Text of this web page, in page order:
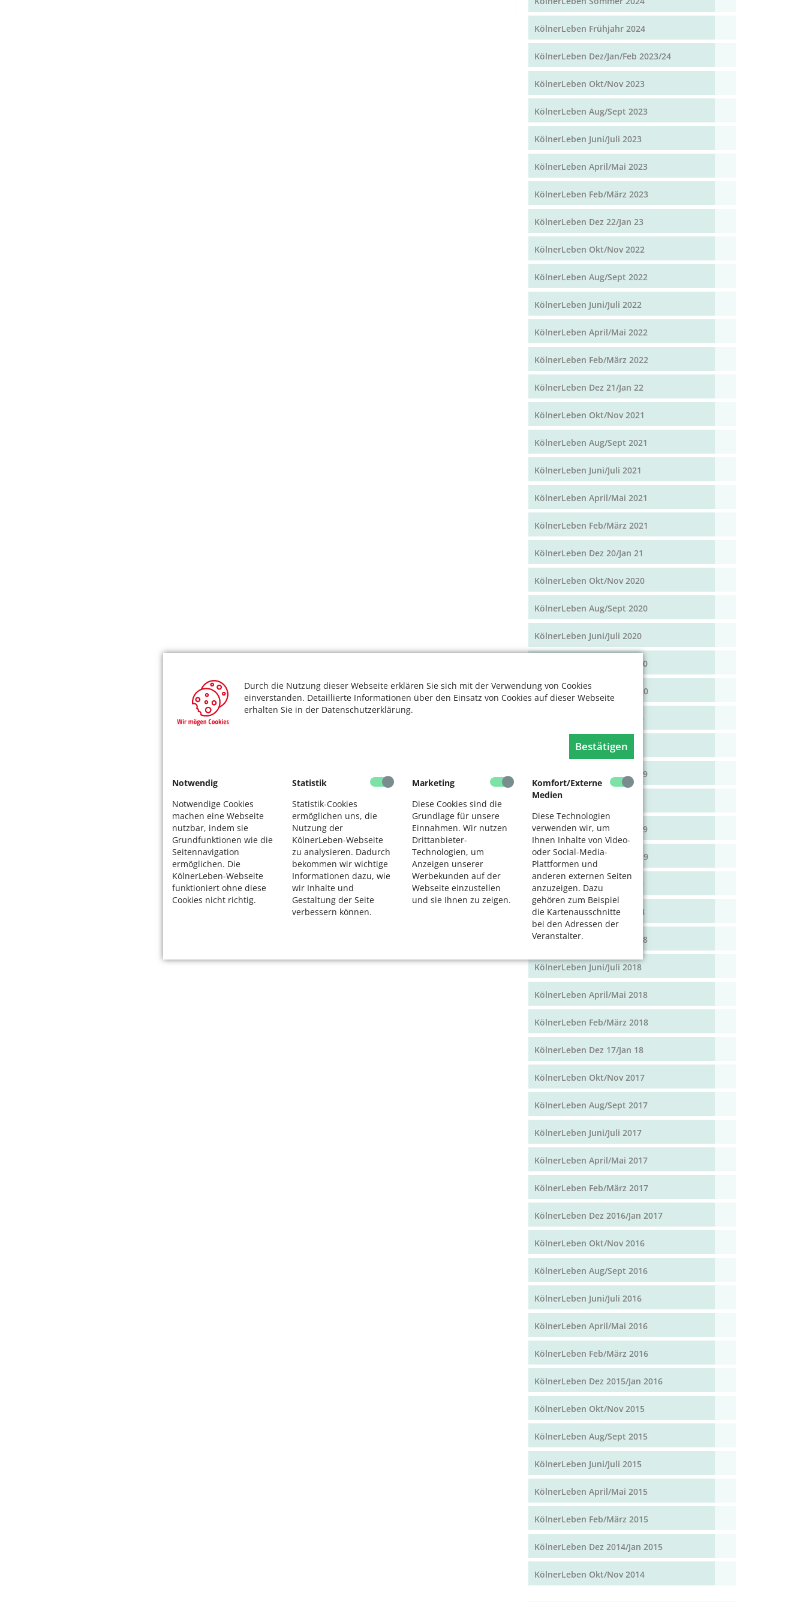
Durch die Nutzung dieser Webseite erklären Sie sich mit der Verwendung von Cookies
einverstanden. Detaillierte Informationen über den Einsatz von Cookies auf dieser Webseite
erhalten Sie in der Datenschutzerklärung.
Bestätigen
Notwendig
Notwendige Cookies
machen eine Webseite
nutzbar, indem sie
Grundfunktionen wie die
Seitennavigation
ermöglichen. Die
KölnerLeben-Webseite
funktioniert ohne diese
Cookies nicht richtig.
Statistik
Statistik-Cookies
ermöglichen uns, die
Nutzung der
KölnerLeben-Webseite
zu analysieren. Dadurch
bekommen wir wichtige
Informationen dazu, wie
wir Inhalte und
Gestaltung der Seite
verbessern können.
Marketing
Diese Cookies sind die
Grundlage für unsere
Einnahmen. Wir nutzen
Drittanbieter-
Technologien, um
Anzeigen unserer
Werbekunden auf der
Webseite einzustellen
und sie Ihnen zu zeigen.
Komfort/Externe
Medien
Diese Technologien
verwenden wir, um
Ihnen Inhalte von Video-
oder Social-Media-
Plattformen und
anderen externen Seiten
anzuzeigen. Dazu
gehören zum Beispiel
die Kartenausschnitte
bei den Adressen der
Veranstalter.
KölnerLeben Frühjahr 2024
KölnerLeben Dez/Jan/Feb 2023/24
KölnerLeben Okt/Nov 2023
KölnerLeben Aug/Sept 2023
KölnerLeben Juni/Juli 2023
KölnerLeben April/Mai 2023
KölnerLeben Feb/März 2023
KölnerLeben Dez 22/Jan 23
KölnerLeben Okt/Nov 2022
KölnerLeben Aug/Sept 2022
KölnerLeben Juni/Juli 2022
KölnerLeben April/Mai 2022
KölnerLeben Feb/März 2022
KölnerLeben Dez 21/Jan 22
KölnerLeben Okt/Nov 2021
KölnerLeben Aug/Sept 2021
KölnerLeben Juni/Juli 2021
KölnerLeben April/Mai 2021
KölnerLeben Feb/März 2021
KölnerLeben Dez 20/Jan 21
KölnerLeben Okt/Nov 2020
KölnerLeben Aug/Sept 2020
KölnerLeben Juni/Juli 2020
KölnerLeben April/Mai 2020
KölnerLeben Feb/März 2020
KölnerLeben Dez 19/Jan 20
KölnerLeben Okt/Nov 19
KölnerLeben Aug/Sept 2019
KölnerLeben Juni/Juli 2019
KölnerLeben April/Mai 2019
KölnerLeben Feb/März 2019
KölnerLeben Dez 18/Jan 19
KölnerLeben Okt/Nov 2018
KölnerLeben Aug/Sept 2018
KölnerLeben Juni/Juli 2018
KölnerLeben April/Mai 2018
KölnerLeben Feb/März 2018
KölnerLeben Dez 17/Jan 18
KölnerLeben Okt/Nov 2017
KölnerLeben Aug/Sept 2017
KölnerLeben Juni/Juli 2017
KölnerLeben April/Mai 2017
KölnerLeben Feb/März 2017
KölnerLeben Dez 2016/Jan 2017
KölnerLeben Okt/Nov 2016
KölnerLeben Aug/Sept 2016
KölnerLeben Juni/Juli 2016
KölnerLeben April/Mai 2016
KölnerLeben Feb/März 2016
KölnerLeben Dez 2015/Jan 2016
KölnerLeben Okt/Nov 2015
KölnerLeben Aug/Sept 2015
KölnerLeben Juni/Juli 2015
KölnerLeben April/Mai 2015
KölnerLeben Feb/März 2015
KölnerLeben Dez 2014/Jan 2015
KölnerLeben Okt/Nov 2014